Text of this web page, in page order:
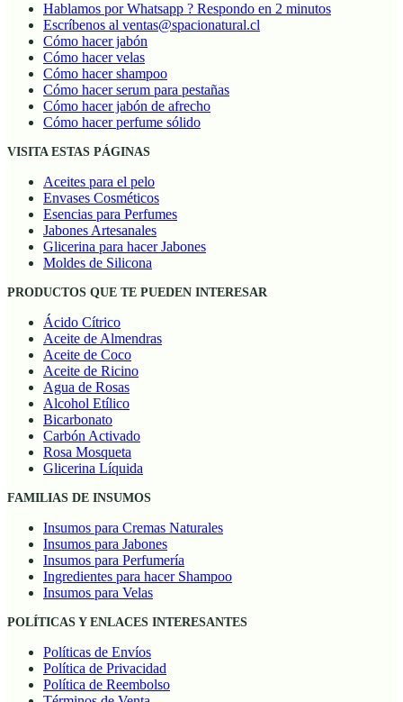
Hablamos por Whatsapp ? Respondo en 2 minutos
Escríbenos al ventas@spacionatural.cl
Cómo hacer jabón
Cómo hacer velas
Cómo hacer shampoo
Cómo hacer serum para pestañas
Cómo hacer jabón de afrecho
Cómo hacer perfume sólido
VISITA ESTAS PÁGINAS
Aceites para el pelo
Envases Cosméticos
Esencias para Perfumes
Jabones Artesanales
Glicerina para hacer Jabones
Moldes de Silicona
PRODUCTOS QUE TE PUEDEN INTERESAR
Ácido Cítrico
Aceite de Almendras
Aceite de Coco
Aceite de Ricino
Agua de Rosas
Alcohol Etílico
Bicarbonato
Carbón Activado
Rosa Mosqueta
Glicerina Líquida
FAMILIAS DE INSUMOS
Insumos para Cremas Naturales
Insumos para Jabones
Insumos para Perfumería
Ingredientes para hacer Shampoo
Insumos para Velas
POLÍTICAS Y ENLACES INTERESANTES
Políticas de Envíos
Política de Privacidad
Política de Reembolso